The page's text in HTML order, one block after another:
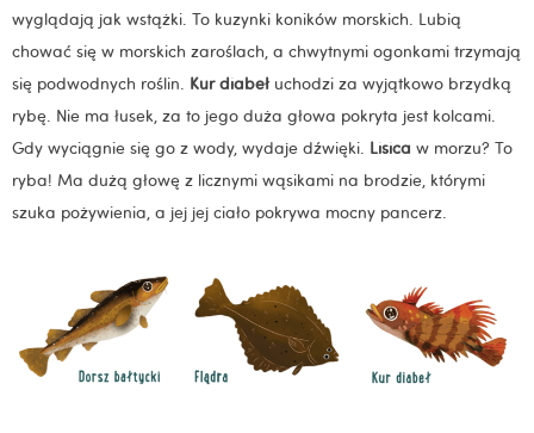
wyglądają jak wstążki. To kuzynki koników morskich. Lubią
chować się w morskich zaroślach, a chwytnymi ogonkami trzymają
się podwodnych roślin. Kur diabeł uchodzi za wyjątkowo brzydką
rybę. Nie ma łusek, za to jego duża głowa pokryta jest kolcami.
Gdy wyciągnie się go z wody, wydaje dźwięki. Lisica w morzu? To
ryba! Ma dużą głowę z licznymi wąsikami na brodzie, którymi
szuka pożywienia, a jej jej ciało pokrywa mocny pancerz.